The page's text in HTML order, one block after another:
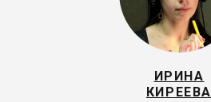
ИРИНА
КИРЕЕВА